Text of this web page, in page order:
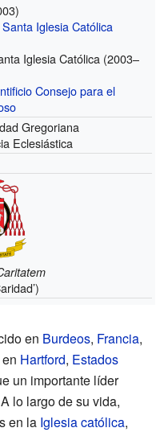
Iglesia Católica
Iglesia Católica (2003–
Consejo para el
Gregoriana
Eclesiástica
en Burdeos, Francia,
Hartford, Estados
un importante líder
lo largo de su vida,
en la Iglesia católica,